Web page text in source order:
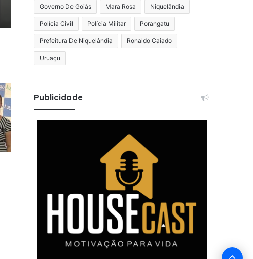
Governo De Goiás Mara Rosa Niquelândia
Polícia Civil Polícia Militar Porangatu
Prefeitura De Niquelândia Ronaldo Caiado
Uruaçu
Publicidade